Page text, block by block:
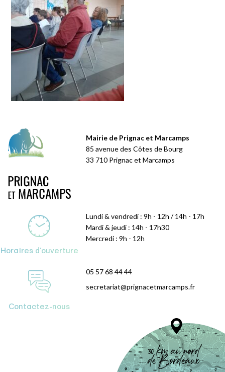
Mairie de Prignac et Marcamps
85 avenue des Côtes de Bourg
33 710 Prignac et Marcamps
Horaires d'ouverture
Lundi & vendredi : 9h - 12h / 14h - 17h
Mardi & jeudi : 14h - 17h30
Mercredi : 9h - 12h
Contactez-nous
05 57 68 44 44
secretariat@prignacetmarcamps.fr